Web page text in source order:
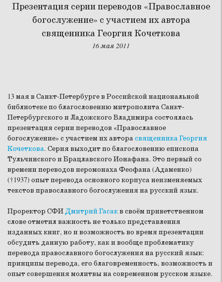
Презентация серии переводов «Православное
богослужение» с участием их автора
священника Георгия Кочеткова
16 мая 2011
13 мая в Санкт-Петербурге в Российской национальной
библиотеке по благословению митрополита Санкт-
Петербургского и Ладожского Владимира состоялась
презентация серии переводов «Православное
богослужение» с участием их авторасвященника Георгия
Кочеткова. Серия выходит по благословению епископа
Тульчинского и Брацлавского Ионафана. Это первый со
времени переводов иеромонаха Феофана (Адаменко)
(†1937) опыт перевода основного корпуса неизменяемых
текстов православного богослужения на русский язык.
Проректор СФИДмитрий Гасакв своём приветственном
слове отметил важность не только представления
изданных книг, но и возможность во время презентации
обсудить данную работу, как и вообще проблематику
перевода православного богослужения на русский язык:
принципы перевода, его благовременность, возможность и
опыт совершения молитвы на современном русском языке.